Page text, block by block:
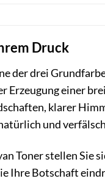
Druck
der drei
Erzeugung einer
klarer
und
Toner stellen Sie
Ihre Botschaft